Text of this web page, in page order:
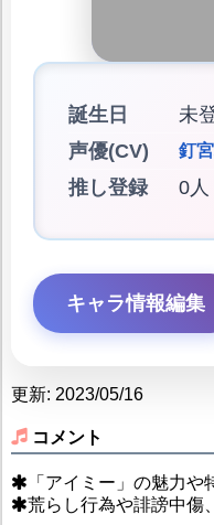
誕生日
未
声優(CV)
釘
推し登録 0人
キャラ情報編集
更新: 2023/05/16
コメント
「アイミー」の魅力や
荒らし行為や誹謗中傷